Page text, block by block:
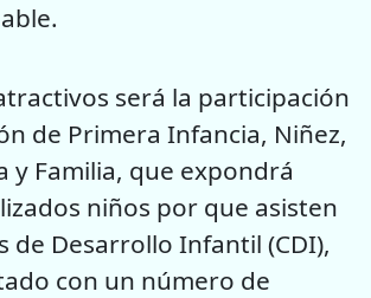
será la participación
de Primera Infancia, Niñez,
y Familia, que expondrá
niños por que asisten
de Desarrollo Infantil (CDI),
con un número de